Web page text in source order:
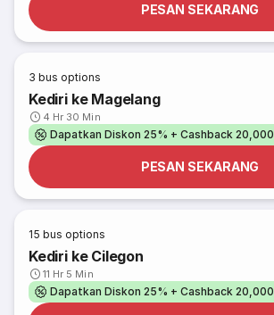
PESAN SEKARANG
3 bus options
Kediri ke Magelang
4 Hr 30 Min
Dapatkan Diskon 25% + Cashback 20,000
PESAN SEKARANG
15 bus options
Kediri ke Cilegon
11 Hr 5 Min
Dapatkan Diskon 25% + Cashback 20,000